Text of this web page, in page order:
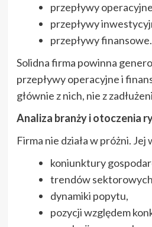
przepływy
przepływy
przepływy finansowe.
Solidna firma powinna
przepływy operacyjne i
głównie z nich, nie z
Analiza branży i otoczenia
Firma nie działa w próżni. Jej
koniunktury
trendów
dynamiki popytu,
pozycji względem